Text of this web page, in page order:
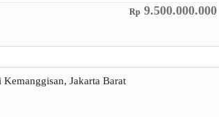
Rp 9.500.000.000
Jakarta Barat